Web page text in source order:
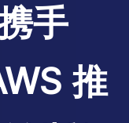
手
推